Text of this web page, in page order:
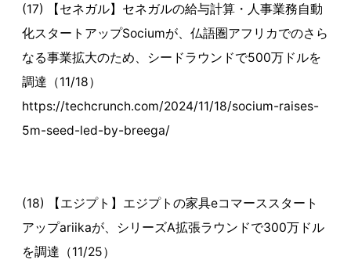
(17) 【セネガル】セネガルの給与計算・人事業務自動
化スタートアップSociumが、仏語圏アフリカでのさら
なる事業拡大のため、シードラウンドで500万ドルを
調達（11/18）
https://techcrunch.com/2024/11/18/socium-raises-
5m-seed-led-by-breega/
(18) 【エジプト】エジプトの家具eコマーススタート
アップariikaが、シリーズA拡張ラウンドで300万ドル
を調達（11/25）